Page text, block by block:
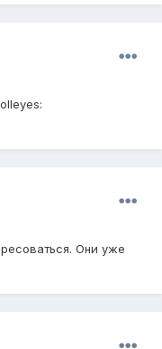
Они уже